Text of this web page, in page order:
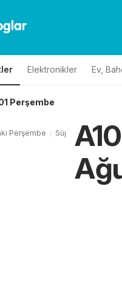
Elektronikler Ev,
Perşembe
Perşembe Süpermarketler